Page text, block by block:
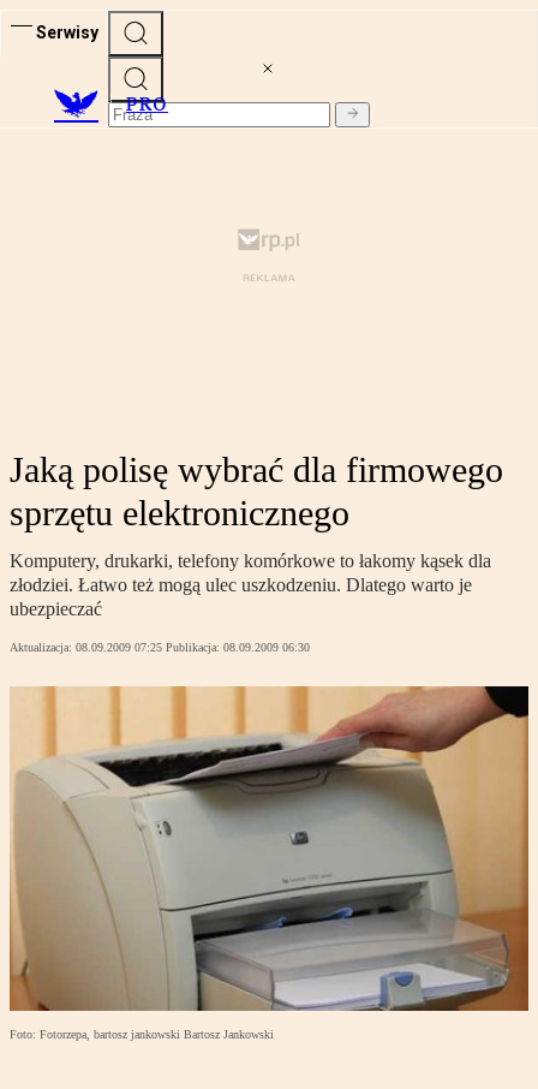
Serwisy
PRO
Jaką polisę wybrać dla firmowego
sprzętu elektronicznego
Komputery, drukarki, telefony komórkowe to łakomy kąsek dla
złodziei. Łatwo też mogą ulec uszkodzeniu. Dlatego warto je
ubezpieczać
Aktualizacja: 08.09.2009 07:25 Publikacja: 08.09.2009 06:30
Foto: Fotorzepa, bartosz jankowski Bartosz Jankowski